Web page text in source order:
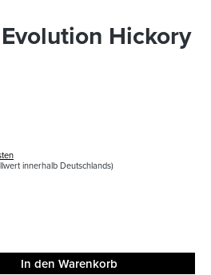
Hickory
innerhalb Deutschlands)
In den Warenkorb